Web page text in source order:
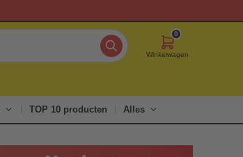
0
Winkelwagen
TOP 10 producten Alles